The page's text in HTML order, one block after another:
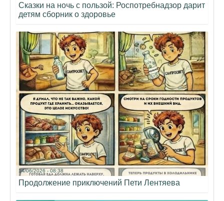
Сказки на ночь с пользой: Роспотребнадзор дарит
детям сборник о здоровье
14/06/2026 - 08:38
Продолжение приключений Пети Лентяева